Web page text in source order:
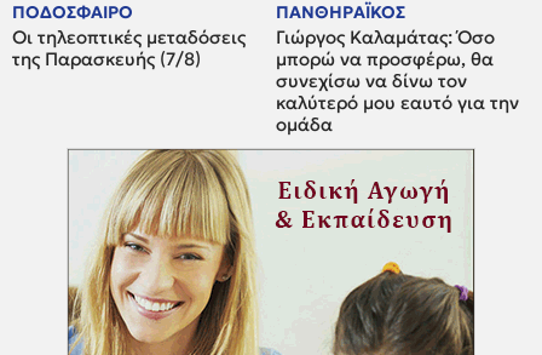
ΠΟΔΟΣΦΑΙΡΟ
Οι τηλεοπτικές μεταδόσεις
της Παρασκευής (7/8)
ΠΑΝΘΗΡΑΪΚΟΣ
Γιώργος Καλαμάτας: Όσο
μπορώ να προσφέρω, θα
συνεχίσω να δίνω τον
καλύτερό μου εαυτό για την
ομάδα